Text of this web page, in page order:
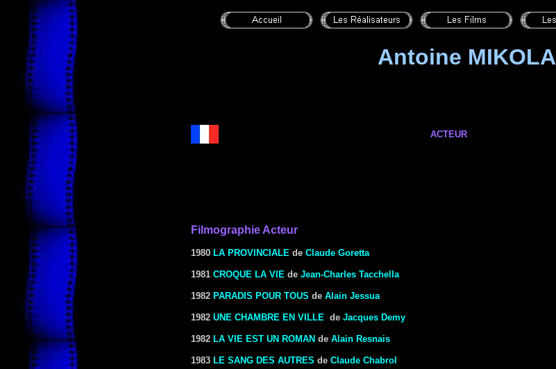
Antoine MIKOLA
ACTEUR
Filmographie Acteur
1980 LA PROVINCIALE de Claude Goretta
1981 CROQUE LA VIE de Jean-Charles Tacchella
1982 PARADIS POUR TOUS de Alain Jessua
1982 UNE CHAMBRE EN VILLE de Jacques Demy
1982 LA VIE EST UN ROMAN de Alain Resnais
1983 LE SANG DES AUTRES de Claude Chabrol